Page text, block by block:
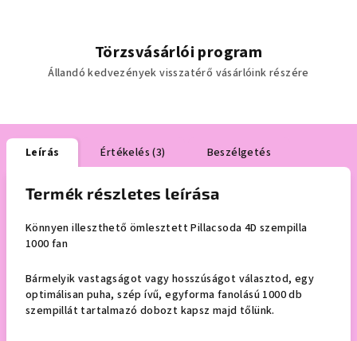
Törzsvásárlói program
Állandó kedvezények visszatérő vásárlóink részére
Leírás Értékelés (3) Beszélgetés
Termék részletes leírása
Könnyen illeszthető ömlesztett Pillacsoda 4D szempilla
1000 fan
Bármelyik vastagságot vagy hosszúságot választod, egy
optimálisan puha, szép ívű, egyforma fanolású 1000 db
szempillát tartalmazó dobozt kapsz majd tőlünk.